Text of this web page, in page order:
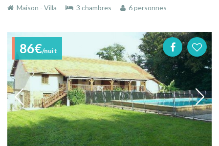
Maison - Villa
3 chambres 6 personnes
86€/nuit